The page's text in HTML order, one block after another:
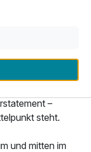
die die Kraft
pure
–
steht.
und mitten im